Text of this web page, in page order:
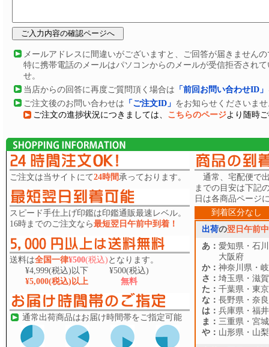
メールアドレスに間違いがございますと、ご回答が届きません
特に携帯電話のメールはパソコンからのメールが受信拒否され
せ。
当店からの回答に再度ご質問頂く場合は 「前回お問い合わせID」
ご注文後のお問い合わせは 「ご注文ID」 をお知らせくださいませ
ご注文の進捗状況につきましては、 こちらのページより随時
ご注文は当サイトにて24時間承っております。
スピード手仕上げ印鑑は印鑑通販最速レベル。
16時までのご注文なら最短翌日午前中到着！
送料は全国一律¥500(税込) となります。
¥4,999(税込)以下 ¥500(税込)
¥5,000(税込)以上 無料
通常出荷商品はお届け時間帯をご指定可能
通常、宅配便で
までの目安は下記
日は各商品ページ
到着区分なし
出荷の翌日午前中
あ： 愛知県・石
大阪府
か： 神奈川県・
さ： 埼玉県・滋
た： 千葉県・東
な： 長野県・奈
は： 兵庫県・福
ま： 三重県・宮
や： 山形県・山